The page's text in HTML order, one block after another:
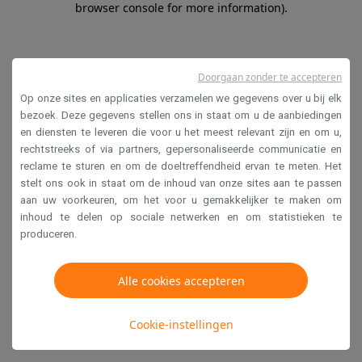
browser console for more information).
Op onze sites en applicaties verzamelen we gegevens over u bij elk
bezoek. Deze gegevens stellen ons in staat om u de aanbiedingen
en diensten te leveren die voor u het meest relevant zijn en om u,
rechtstreeks of via partners, gepersonaliseerde communicatie en
reclame te sturen en om de doeltreffendheid ervan te meten. Het
stelt ons ook in staat om de inhoud van onze sites aan te passen
aan uw voorkeuren, om het voor u gemakkelijker te maken om
inhoud te delen op sociale netwerken en om statistieken te
produceren.
Alle cookies accepteren
Cookie-instellingen
Doorgaan zonder te accepteren